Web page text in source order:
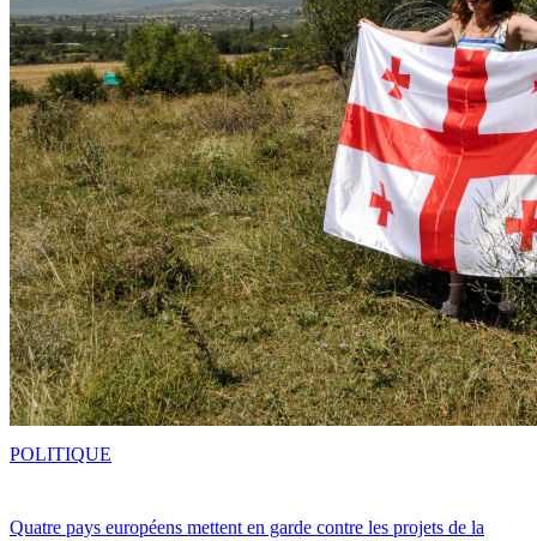
Quatre pays européens mettent en garde contre les projets de la
POLITIQUE